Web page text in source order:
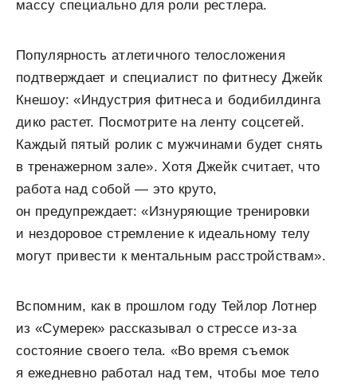
массу специально для роли рестлера.
Популярность атлетичного телосложения
подтверждает и специалист по фитнесу Джейк
Кнешоу: «Индустрия фитнеса и бодибилдинга
дико растет. Посмотрите на ленту соцсетей.
Каждый пятый ролик с мужчинами будет снять
в тренажерном зале». Хотя Джейк считает, что
работа над собой — это круто,
он предупреждает: «Изнуряющие тренировки
и нездоровое стремление к идеальному телу
могут привести к ментальным расстройствам».
Вспомним, как в прошлом году Тейлор Лотнер
из «Сумерек» рассказывал о стрессе из-за
состояние своего тела. «Во время съемок
я ежедневно работал над тем, чтобы мое тело